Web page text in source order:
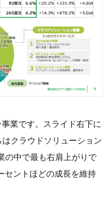
業です。スライド右下に
クラウドソリューション
の中で最も右肩上がりで
セントほどの成長を維持